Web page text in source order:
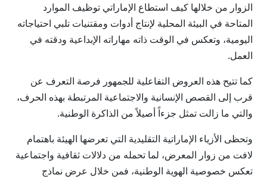
الزوار من خلالها كيف استطاع الإماراتي توظيف الموارد
المتاحة في البيئة المحلية لإنتاج أدوات ومقتنيات تلبي احتياجاته
اليومية، وتعكس في الوقت ذاته مهاراته الإبداعية ودقته في
العمل.
كما تتيح هذه العروض التفاعلية للجمهور فرصة التعرف عن
قرب إلى القصص الإنسانية والاجتماعية المرتبطة بهذه الحرف،
والتي ما زالت تمثل جزءاً أصيلاً من الذاكرة الوطنية.
وتحظى الأزياء الإماراتية التقليدية التي تعرضها الهيئة باهتمام
لافت من زوار المعرض، لما تحمله من دلالات ثقافية واجتماعية
تعكس خصوصية الهوية الوطنية، فمن خلال عرض نماذج